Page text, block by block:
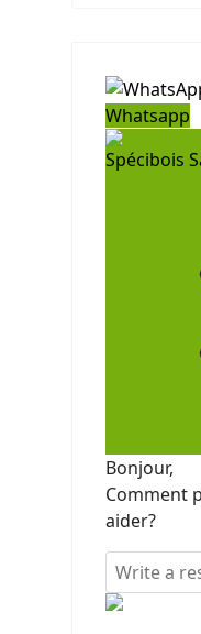
Whatsapp
Spécibois
Bonjour,
Comment
aider?